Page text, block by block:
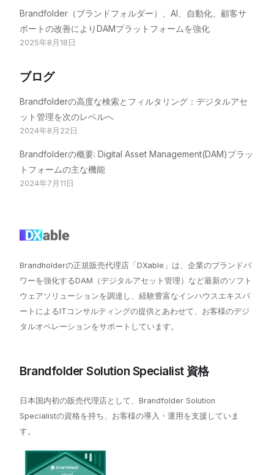
Brandfolder（ブランドフォルダー）、AI、自動化、顧客サ
ポートの改善によりDAMプラットフォームを強化
2025年8月18日
ブログ
Brandfolderの高度な検索とフィルタリング：デジタルアセ
ット管理を次のレベルへ
2024年8月22日
Brandfolderの概要: Digital Asset Management(DAM)プラッ
トフォームの主な機能
2024年7月11日
Brandholderの正規販売代理店「DXable」は、企業のブランドパ
ワーを強化するDAM（デジタルアセット管理）など最新のソフト
ウェアソリューションを調達し、経験豊富なインハウスエキスパ
ートによるITコンサルティングの提供とあわせて、お客様のデジ
タルオペレーションをサポートしています。
Brandfolder Solution Specialist 資格
日本国内初の販売代理店として、Brandfolder Solution
Specialistの資格を持ち、お客様の導入・運用を支援していま
す。